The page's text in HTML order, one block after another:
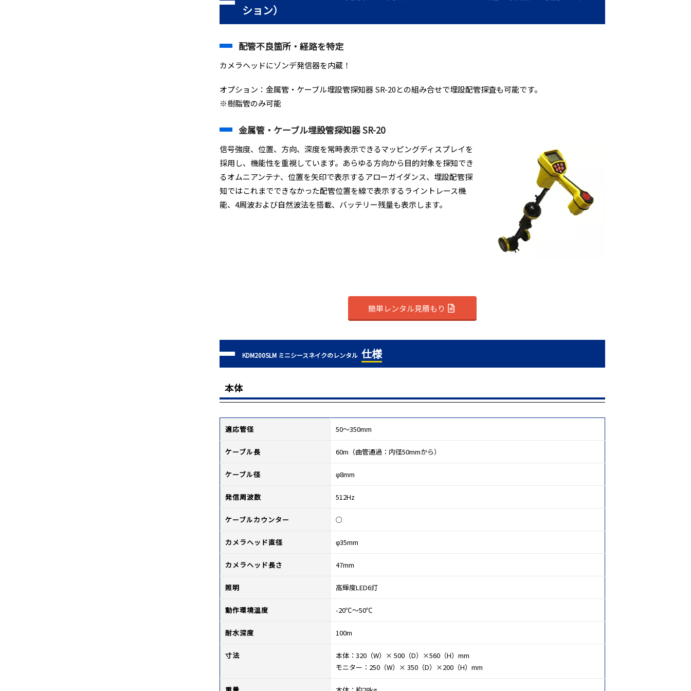
ション）
配管不良箇所・経路を特定
カメラヘッドにゾンデ発信器を内蔵！
オプション：金属管・ケーブル埋設管探知器 SR-20との組み合せで埋設配管探査も可能です。
※樹脂管のみ可能
金属管・ケーブル埋設管探知器 SR-20
信号強度、位置、方向、深度を常時表示できるマッピングディスプレイを
採用し、機能性を重視しています。あらゆる方向から目的対象を探知でき
るオムニアンテナ、位置を矢印で表示するアローガイダンス、埋設配管探
知ではこれまでできなかった配管位置を線で表示するライントレース機
能、4周波および自然波法を搭載、バッテリー残量も表示します。
簡単レンタル見積もり
KDM200SLM ミニシースネイクのレンタル 仕様
本体
適応管径 50～350mm
ケーブル長 60m（曲管通過：内径50mmから）
ケーブル径 φ8mm
発信周波数 512Hz
ケーブルカウンター ○
カメラヘッド直径 φ35mm
カメラヘッド長さ 47mm
照明 高輝度LED6灯
動作環境温度 -20℃～50℃
耐水深度 100m
寸法
本体：320（W）× 500（D）×560（H）mm
モニター：250（W）× 350（D）×200（H）mm